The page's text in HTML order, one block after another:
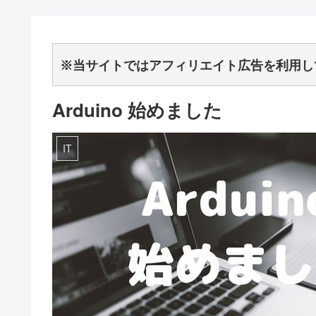
※当サイトではアフィリエイト広告を利用
Arduino 始めました
IT